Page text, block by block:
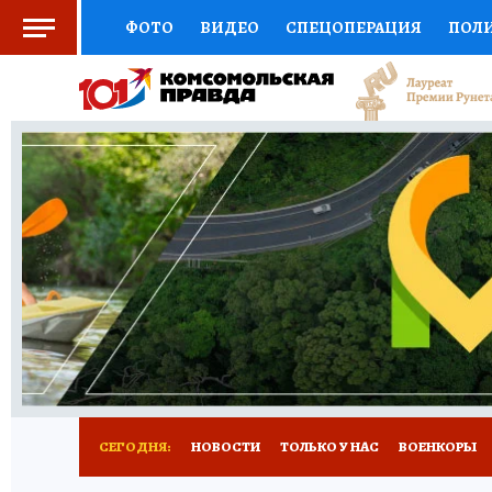
ФОТО ВИДЕО СПЕЦОПЕРАЦИЯ
СОЦПОДДЕРЖКА НАУКА СПОРТ
ВЫБОР ЭКСПЕРТОВ ДОКТОР
КНИЖНАЯ ПОЛКА ПРОГНОЗЫ НА СПОРТ
ПРЕСС-ЦЕНТР НЕДВИЖИМОСТЬ
РАДИО КП РЕКЛАМА ОБЪЯВЛЕНИЯ
СЕГОДНЯ: НОВОСТИ ТОЛЬКО У НАС ВОЕНКОРЫ